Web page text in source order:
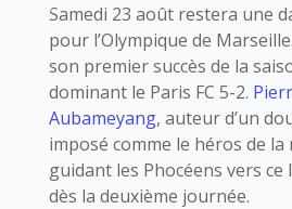
Samedi 23 août restera une
pour l’Olympique de
son premier succès de la
dominant le Paris FC 5-2.
Aubameyang, auteur d’un
imposé comme le héros de
guidant les Phocéens vers
dès la deuxième journée.